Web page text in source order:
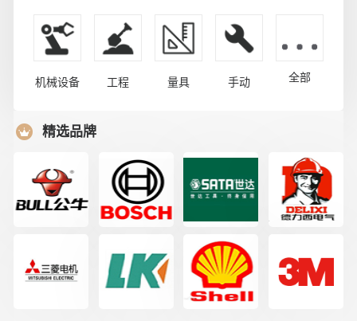
机械设备 工程 量具 手动 全部
精选品牌